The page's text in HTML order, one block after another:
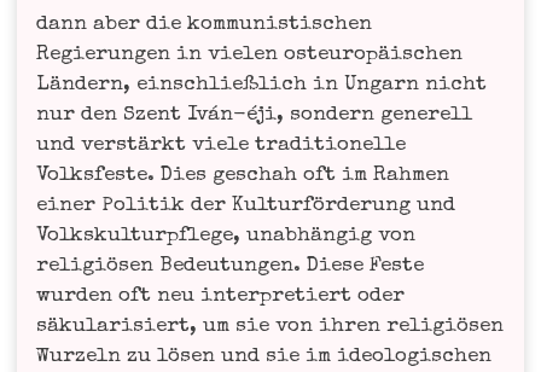
dann aber die kom­mu­nis­ti­schen
Regie­run­gen in vie­len ost­eu­ro­päi­schen
Län­dern, ein­schließ­lich in Ungarn nicht
nur den Szent Iván-éji, son­dern gene­rell
und ver­stärkt vie­le tra­di­tio­nel­le
Volks­fes­te. Dies geschah oft im Rah­men
einer Poli­tik der Kul­tur­för­de­rung und
Volks­kul­tur­pfle­ge, unab­hän­gig von
reli­giö­sen Bedeu­tun­gen. Die­se Fes­te
wur­den oft neu inter­pre­tiert oder
säku­la­ri­siert, um sie von ihren reli­giö­sen
Wur­zeln zu lösen und sie im ideo­lo­gi­schen